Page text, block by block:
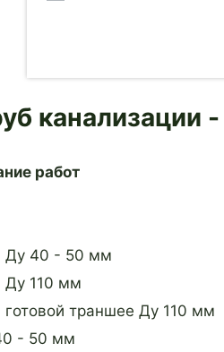
канализации -
работ
Ду 40 - 50 мм
Ду 110 мм
траншее Ду 110 мм
- 50 мм